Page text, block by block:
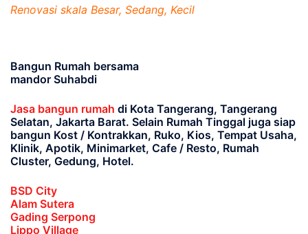
Renovasi skala Besar, Sedang, Kecil
Bangun Rumah bersama
mandor Suhabdi
Jasa bangun rumah di Kota Tangerang, Tangerang
Selatan, Jakarta Barat. Selain Rumah Tinggal juga siap
bangun Kost / Kontrakkan, Ruko, Kios, Tempat Usaha,
Klinik, Apotik, Minimarket, Cafe / Resto, Rumah
Cluster, Gedung, Hotel.
BSD City
Alam Sutera
Gading Serpong
Lippo Village